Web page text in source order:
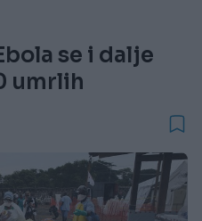
se i dalje
umrlih